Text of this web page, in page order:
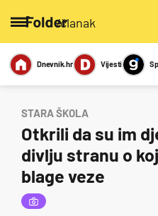
/članak
Miks
Sexy
Dnevnik.hr Vijesti
STARA ŠKOLA
Otkrili da su im
divlju stranu o
blage veze